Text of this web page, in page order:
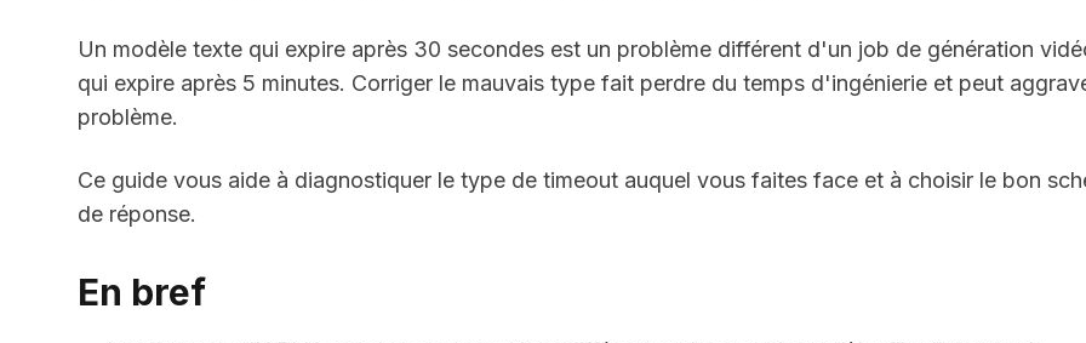
Un modèle texte qui expire après 30 secondes est un problème différent d'un job de génération
qui expire après 5 minutes. Corriger le mauvais type fait perdre du temps d'ingénierie et peut
problème.
Ce guide vous aide à diagnostiquer le type de timeout auquel vous faites face et à choisir le bon
de réponse.
En bref